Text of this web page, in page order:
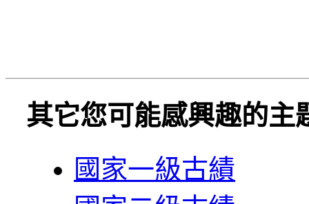
其它您可能感興趣的主
國家一級古績